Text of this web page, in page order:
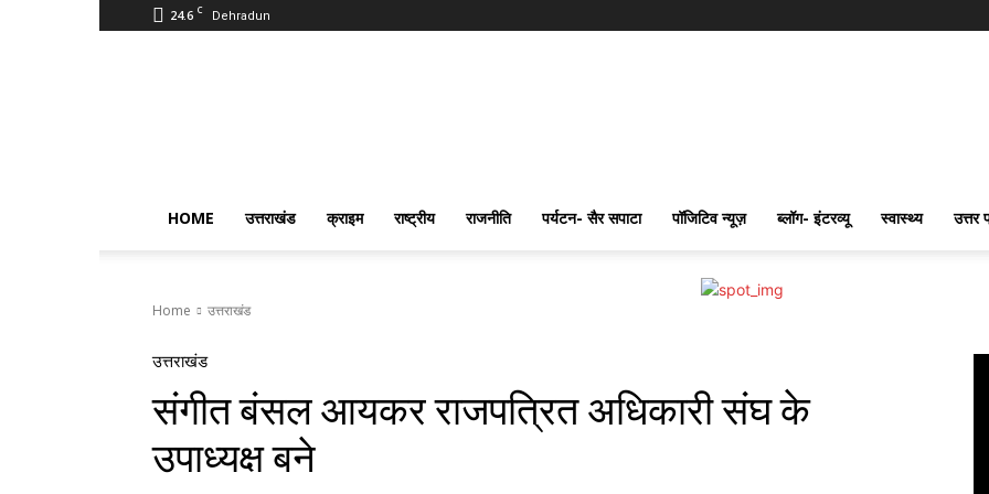
24.6 C Dehradun
HOME उत्तराखंड क्राइम राष्ट्रीय राजनीति पर्यटन- सैर सपाटा पॉजिटिव न्यूज़ ब्लॉग- इंटरव्यू स्वास्थ्य उत्तर
Home उत्तराखंड
उत्तराखंड
संगीत बंसल आयकर राजपत्रित अधिकारी संघ के
उपाध्यक्ष बने